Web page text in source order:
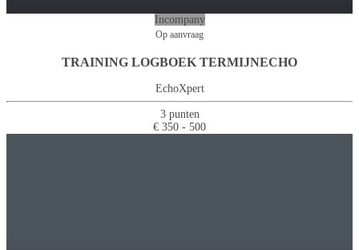
Incompany
Op aanvraag
TRAINING LOGBOEK TERMIJNECHO
EchoXpert
3 punten
€ 350 - 500